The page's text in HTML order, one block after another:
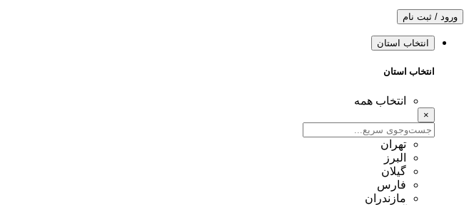
ورود / ثبت نام
انتخاب استان
انتخاب استان
انتخاب همه
×
تهران
البرز
گیلان
فارس
مازندران